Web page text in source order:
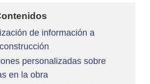
de información a
personalizadas sobre
en la obra